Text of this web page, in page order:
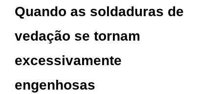
Quando as soldaduras de
vedação se tornam
excessivamente
engenhosas